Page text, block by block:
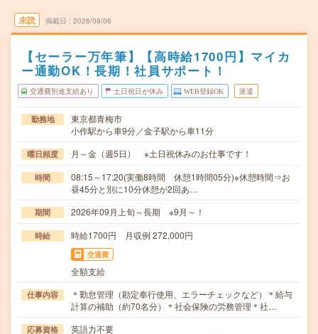
未読 掲載日 2026/08/06
【セーラー万年筆】【高時給1700円】マイカ
ー通勤OK！長期！社員サポート！
交通費別途支給あり 土日祝日が休み WEB登録OK 派遣
勤務地
東京都青梅市
小作駅から車9分／金子駅から車11分
曜日頻度 月～金（週5日） ※土日祝休みのお仕事です！
時間
08:15～17:20(実働8時間 休憩1時間05分)※休憩時間⇒お
昼45分と別に10分休憩が2回あ…
期間 2026年09月上旬～長期 ※9月～！
時給 時給1700円 月収例 272,000円
交通費
全額支給
仕事内容
＊勤怠管理（勘定奉行使用、エラーチェックなど）＊給与
計算の補助（約70名分）＊社会保険の労務管理＊社…
応募資格
英語力不要